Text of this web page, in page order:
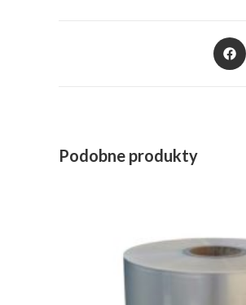
Opens
in
Podobne produkty